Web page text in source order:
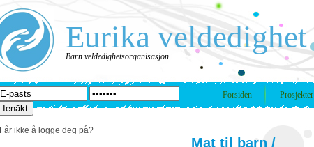
Eurika veldedighet
Barn veldedighetsorganisasjon
Forsiden Prosjekter
Får ikke å logge deg på?
Mat til barn /